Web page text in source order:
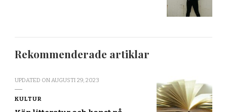
Rekommenderade artiklar
UPDATED ONAUGUSTI 29, 2023
KULTUR